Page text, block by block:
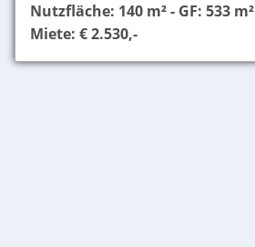
Nutzfläche: 140 m² - GF: 533 m²
Miete: € 2.530,-